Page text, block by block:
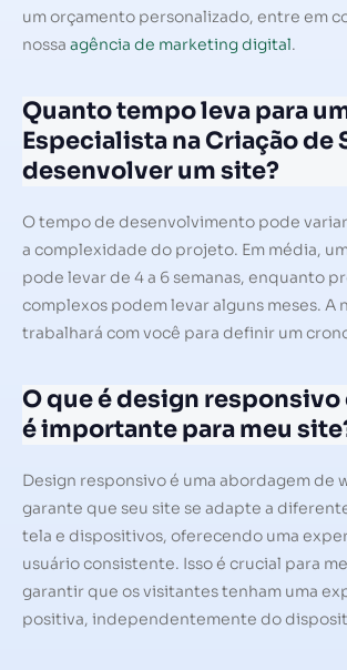
um orçamento personalizado, entre em
nossa agência de marketing digital.
Quanto tempo leva para
Especialista na Criação de
desenvolver um site?
O tempo de desenvolvimento pode
a complexidade do projeto. Em média,
pode levar de 4 a 6 semanas, enquanto
complexos podem levar alguns meses. A
trabalhará com você para definir um
O que é design responsivo
é importante para meu
Design responsivo é uma abordagem de
garante que seu site se adapte a
tela e dispositivos, oferecendo uma
usuário consistente. Isso é crucial para
garantir que os visitantes tenham uma
positiva, independentemente do